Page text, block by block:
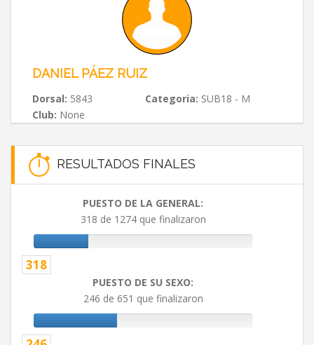
DANIEL PÁEZ RUIZ
Dorsal: 5843 Categoria: SUB18 - M
Club: None
RESULTADOS FINALES
PUESTO DE LA GENERAL:
318 de 1274 que finalizaron
318
PUESTO DE SU SEXO:
246 de 651 que finalizaron